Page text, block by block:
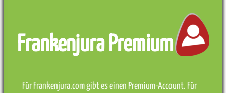
Frankenjura Premium
Für Frankenjura.com gibt es einen Premium-Account. Für